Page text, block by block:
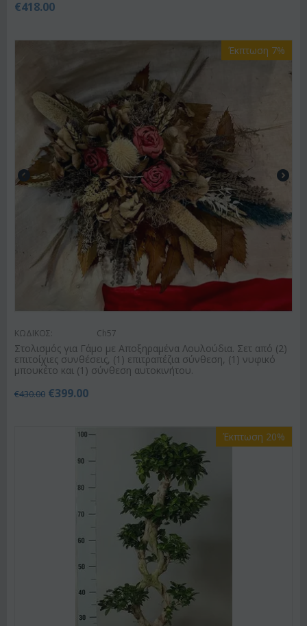
€418.00
Έκπτωση 7%
ΚΩΔΙΚΟΣ: Ch57
Στολισμός για Γάμο με Αποξηραμένα Λουλούδια. Σετ από (2)
επιτοίχιες συνθέσεις, (1) επιτραπέζια σύνθεση, (1) νυφικό
μπουκέτο και (1) σύνθεση αυτοκινήτου.
€430.00 €399.00
Έκπτωση 20%